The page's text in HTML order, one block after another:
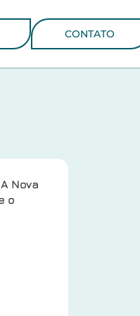
CONTATO
Nova
o